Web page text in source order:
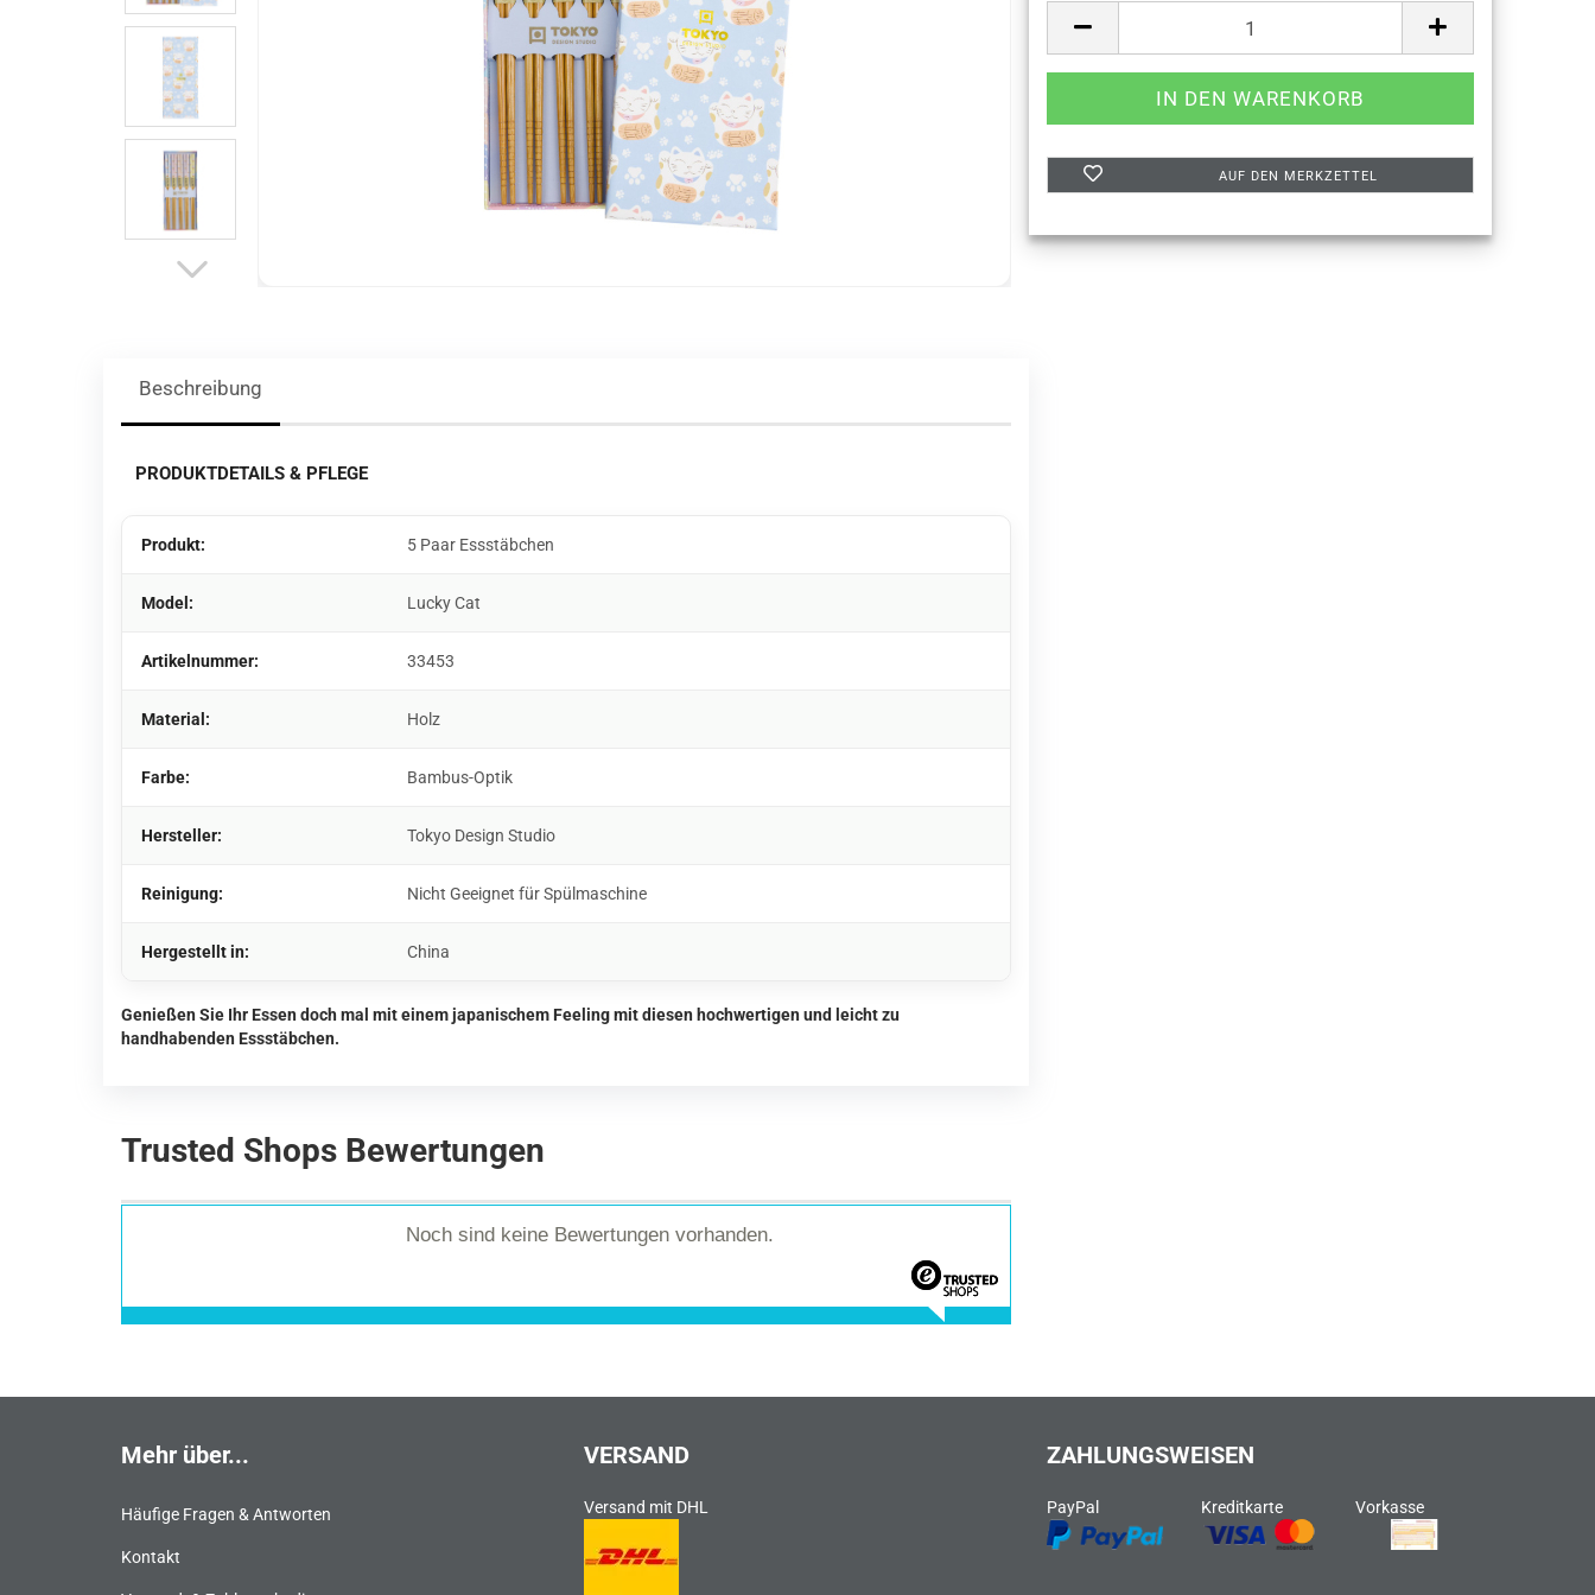
AUF DEN MERKZETTEL
Beschreibung
PRODUKTDETAILS & PFLEGE
Produkt: 5 Paar Essstäbchen
Model: Lucky Cat
Artikelnummer: 33453
Material: Holz
Farbe: Bambus-Optik
Hersteller: Tokyo Design Studio
Reinigung: Nicht Geeignet für Spülmaschine
Hergestellt in: China
Genießen Sie Ihr Essen doch mal mit einem japanischem Feeling mit diesen hochwertigen und leicht zu
handhabenden Essstäbchen.
Trusted Shops Bewertungen
Noch sind keine Bewertungen vorhanden.
Mehr über...
Häufige Fragen & Antworten
Kontakt
VERSAND
Versand mit DHL
ZAHLUNGSWEISEN
PayPal Kreditkarte Vorkasse